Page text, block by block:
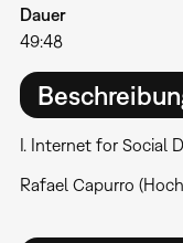
Dauer
49:48
I. Internet for Social
Rafael Capurro